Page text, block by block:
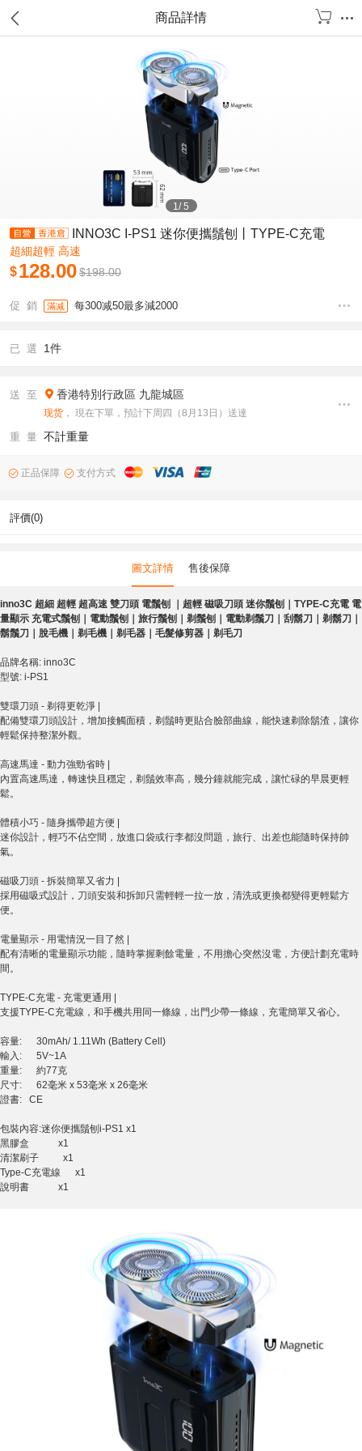
商品詳情
1/5
INNO3C I-PS1 迷你便攜鬚刨丨TYPE-C充電
超細超輕 高速
$128.00$198.00
促 銷 滿减 每300减50最多減2000
已 選 1件
送 至 香港特別行政區 九龍城區
现货 ， 現在下單，預計下周四（8月13日）送達
重 量 不計重量
正品保障 支付方式
評價(0)
圖文詳情 售後保障
inno3C 超細 超輕 超高速 雙刀頭 電鬚刨 ｜超輕 磁吸刀頭 迷你鬚刨｜TYPE-C充電 電
量顯示 充電式鬚刨｜電動鬚刨｜旅行鬚刨｜剃鬚刨｜電動剃鬚刀｜刮鬍刀｜剃鬍刀｜
鬍鬚刀｜脫毛機｜剃毛機｜剃毛器｜毛髮修剪器｜剃毛刀
品牌名稱: inno3C
型號: i-PS1
雙環刀頭 - 剃得更乾淨 |
配備雙環刀頭設計，增加接觸面積，剃鬚時更貼合臉部曲線，能快速剃除鬍渣，讓你
輕鬆保持整潔外觀。
高速馬達 - 動力強勁省時 |
內置高速馬達，轉速快且穩定，剃鬚效率高，幾分鐘就能完成，讓忙碌的早晨更輕
鬆。
體積小巧 - 隨身攜帶超方便 |
迷你設計，輕巧不佔空間，放進口袋或行李都沒問題，旅行、出差也能隨時保持帥
氣。
磁吸刀頭 - 拆裝簡單又省力 |
採用磁吸式設計，刀頭安裝和拆卸只需輕輕一拉一放，清洗或更換都變得更輕鬆方
便。
電量顯示 - 用電情況一目了然 |
配有清晰的電量顯示功能，隨時掌握剩餘電量，不用擔心突然沒電，方便計劃充電時
間。
TYPE-C充電 - 充電更通用 |
支援TYPE-C充電線，和手機共用同一條線，出門少帶一條線，充電簡單又省心。
容量: 30mAh/ 1.11Wh (Battery Cell)
輸入: 5V~1A
重量: 約77克
尺寸: 62毫米 x 53毫米 x 26毫米
證書: CE
包裝內容:迷你便攜鬚刨i-PS1 x1
黑膠盒 x1
清潔刷子 x1
Type-C充電線 x1
說明書 x1